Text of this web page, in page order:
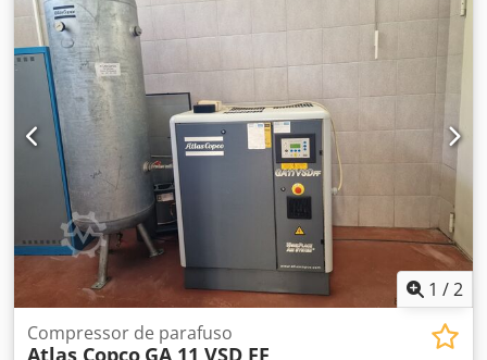
1 /2
Compressor de parafuso